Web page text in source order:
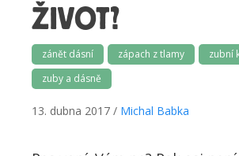
ŽIVOT?
zánět dásní zápach z tlamy
zubní
zuby a dásně
13. dubna 2017 / Michal Babka